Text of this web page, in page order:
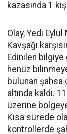
kazasında 1
Olay, Yedi
Kavşağı
Edinilen
henüz
bulunan şahsa
altında kaldı.
üzerine
Kısa sürede
kontrollerde